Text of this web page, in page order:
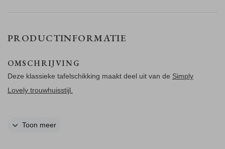
PRODUCTINFORMATIE
OMSCHRIJVING
Deze klassieke tafelschikking maakt deel uit van de Simply
Lovely trouwhuisstijl.
Toon meer